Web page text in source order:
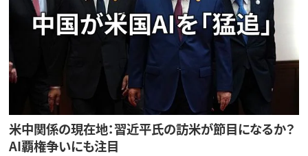
米中関係の現在地：習近平氏の訪米が節目になるか？
AI覇権争いにも注目